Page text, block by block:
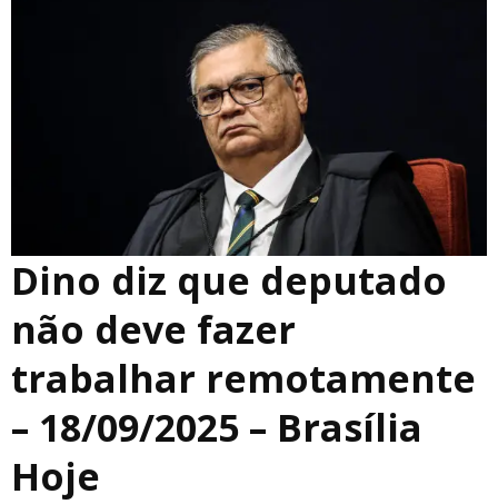
Dino diz que deputado
não deve fazer
trabalhar remotamente
– 18/09/2025 – Brasília
Hoje